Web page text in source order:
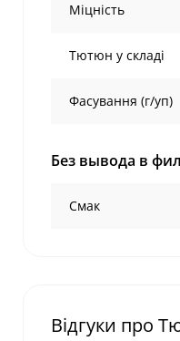
Міцність
Тютюн у складі
Фасування (г/уп)
Без вывода в
Смак
Відгуки про